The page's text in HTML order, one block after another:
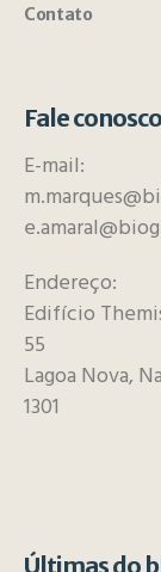
Contato
Fale conosco
E-mail:
Endereço:
Edifício
55
Lagoa Nova,
1301
Últimas do